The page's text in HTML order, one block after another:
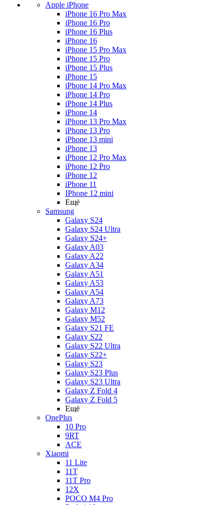
Apple iPhone
iPhone 16 Pro Max
iPhone 16 Pro
iPhone 16 Plus
iPhone 16
iPhone 15 Pro Max
iPhone 15 Pro
iPhone 15 Plus
iPhone 15
iPhone 14 Pro Max
iPhone 14 Pro
iPhone 14 Plus
iPhone 14
iPhone 13 Pro Max
iPhone 13 Pro
iPhone 13 mini
iPhone 13
iPhone 12 Pro Max
iPhone 12 Pro
iPhone 12
iPhone 11
IPhone 12 mini
Ещё
Samsung
Galaxy S24
Galaxy S24 Ultra
Galaxy S24+
Galaxy A03
Galaxy A22
Galaxy A34
Galaxy A51
Galaxy A53
Galaxy A54
Galaxy A73
Galaxy M12
Galaxy M52
Galaxy S21 FE
Galaxy S22
Galaxy S22 Ultra
Galaxy S22+
Galaxy S23
Galaxy S23 Plus
Galaxy S23 Ultra
Galaxy Z Fold 4
Galaxy Z Fold 5
Ещё
OnePlus
10 Pro
9RT
ACE
Xiaomi
11 Lite
11T
11T Pro
12X
POCO M4 Pro